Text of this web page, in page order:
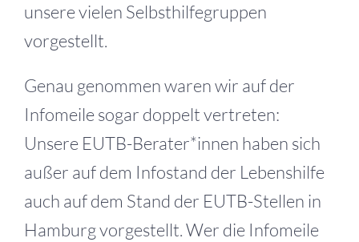
unsere vielen Selbsthilfegruppen
vorgestellt.
Genau genommen waren wir auf der
Infomeile sogar doppelt vertreten:
Unsere EUTB-Berater*innen haben sich
außer auf dem Infostand der Lebenshilfe
auch auf dem Stand der EUTB-Stellen in
Hamburg vorgestellt. Wer die Infomeile